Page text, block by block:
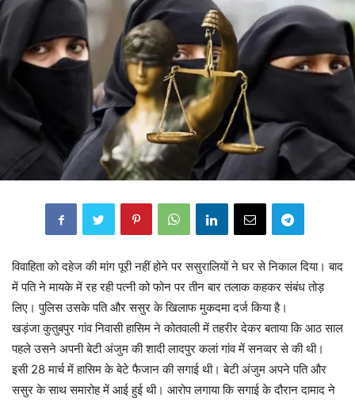
विवाहिता को दहेज की मांग पूरी नहीं होने पर ससुरालियों ने घर से निकाल दिया। बाद
में पति ने मायके में रह रही पत्नी को फोन पर तीन बार तलाक कहकर संबंध तोड़
लिए। पुलिस उसके पति और ससुर के खिलाफ मुकदमा दर्ज किया है।
खड़ंजा कुतुबपुर गांव निवासी हासिम ने कोतवाली में तहरीर देकर बताया कि आठ साल
पहले उसने अपनी बेटी अंजुम की शादी लादपुर कलां गांव में सनव्वर से की थी।
इसी 28 मार्च में हासिम के बेटे फैजान की सगाई थी। बेटी अंजुम अपने पति और
ससुर के साथ समारोह में आई हुई थी। आरोप लगाया कि सगाई के दौरान दामाद ने